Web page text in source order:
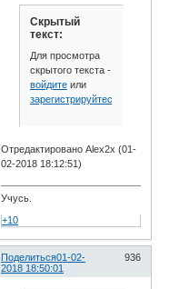
Скрытый
текст:
Для просмотра
скрытого текста -
войдитеили
зарегистрируйтесь
Отредактировано Alex2x (01-
02-2018 18:12:51)
Учусь.
+10
Поделиться 936
01-02-
2018 18:50:01